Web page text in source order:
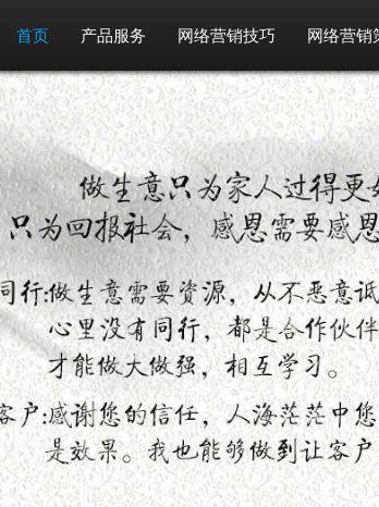
首页 产品服务 网络营销技巧 网络营销